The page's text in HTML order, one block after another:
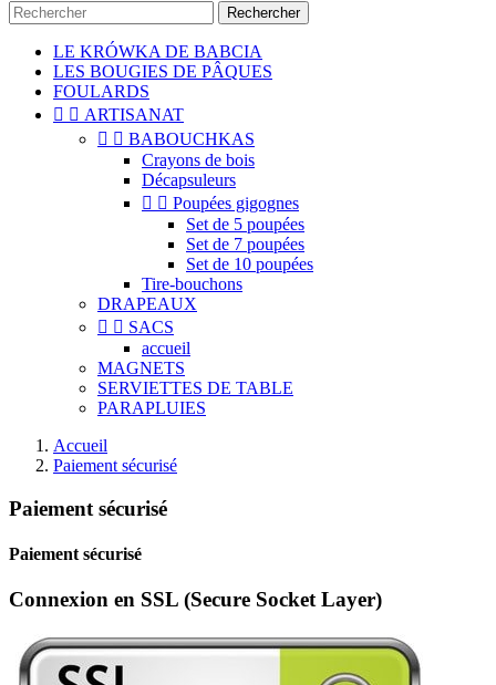
Rechercher
LE KRÓWKA DE BABCIA
LES BOUGIES DE PÂQUES
FOULARDS
  ARTISANAT
  BABOUCHKAS
Crayons de bois
Décapsuleurs
  Poupées gigognes
Set de 5 poupées
Set de 7 poupées
Set de 10 poupées
Tire-bouchons
DRAPEAUX
  SACS
accueil
MAGNETS
SERVIETTES DE TABLE
PARAPLUIES
Accueil
Paiement sécurisé
Paiement sécurisé
Paiement sécurisé
Connexion en SSL (Secure Socket Layer)